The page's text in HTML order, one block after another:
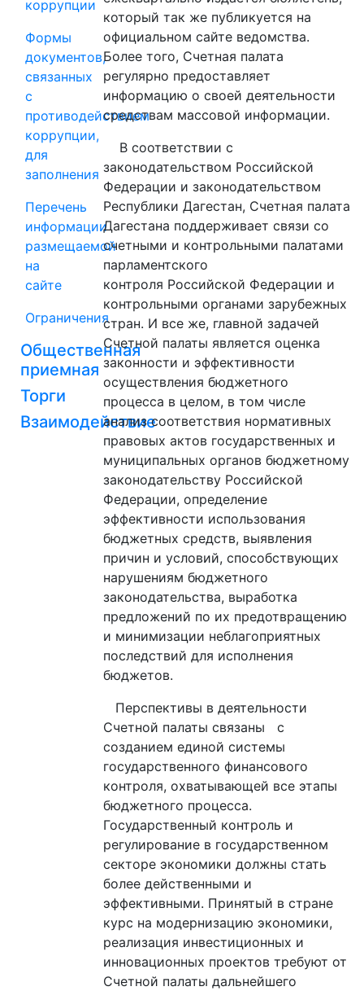
коррупции
Формы
документов,
связанных
с
противодействием
коррупции,
для
заполнения
Перечень
информации
размещаемой
на
сайте
Ограничения
Общественная
приемная
Торги
Взаимодействие
который так же публикуется на
официальном сайте ведомства.
Более того, Счетная палата
регулярно предоставляет
информацию о своей деятельности
средствам массовой информации.
В соответствии с
законодательством Российской
Федерации и законодательством
Республики Дагестан, Счетная палата
Дагестана поддерживает связи со
счетными и контрольными палатами
парламентского
контроля Российской Федерации и
контрольными органами зарубежных
стран. И все же, главной задачей
Счетной палаты является оценка
законности и эффективности
осуществления бюджетного
процесса в целом, в том числе
анализ соответствия нормативных
правовых актов государственных и
муниципальных органов бюджетному
законодательству Российской
Федерации, определение
эффективности использования
бюджетных средств, выявления
причин и условий, способствующих
нарушениям бюджетного
законодательства, выработка
предложений по их предотвращению
и минимизации неблагоприятных
последствий для исполнения
бюджетов.
Перспективы в деятельности
Счетной палаты связаны с
созданием единой системы
государственного финансового
контроля, охватывающей все этапы
бюджетного процесса.
Государственный контроль и
регулирование в государственном
секторе экономики должны стать
более действенными и
эффективными. Принятый в стране
курс на модернизацию экономики,
реализация инвестиционных и
инновационных проектов требуют от
Счетной палаты дальнейшего